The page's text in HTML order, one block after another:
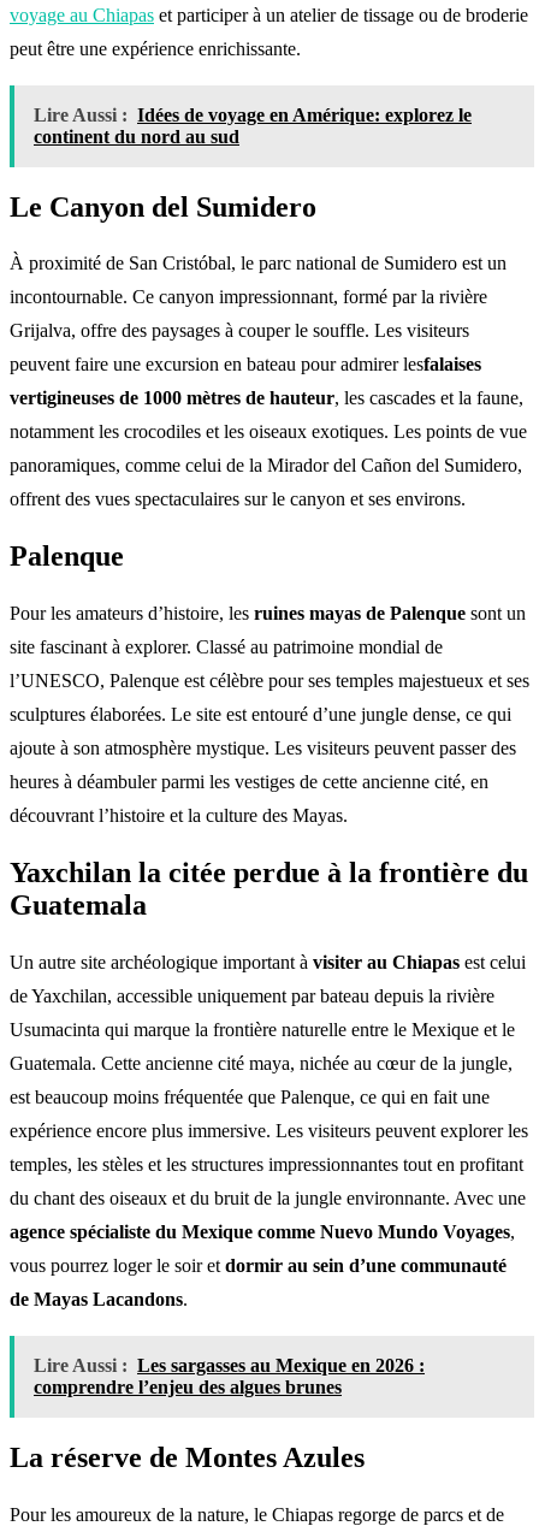
voyage au Chiapas et participer à un atelier de tissage ou de broderie
peut être une expérience enrichissante.
Lire Aussi : Idées de voyage en Amérique: explorez le
continent du nord au sud
Le Canyon del Sumidero
À proximité de San Cristóbal, le parc national de Sumidero est un
incontournable. Ce canyon impressionnant, formé par la rivière
Grijalva, offre des paysages à couper le souffle. Les visiteurs
peuvent faire une excursion en bateau pour admirer lesfalaises
vertigineuses de 1000 mètres de hauteur, les cascades et la faune,
notamment les crocodiles et les oiseaux exotiques. Les points de vue
panoramiques, comme celui de la Mirador del Cañon del Sumidero,
offrent des vues spectaculaires sur le canyon et ses environs.
Palenque
Pour les amateurs d’histoire, les ruines mayas de Palenque sont un
site fascinant à explorer. Classé au patrimoine mondial de
l’UNESCO, Palenque est célèbre pour ses temples majestueux et ses
sculptures élaborées. Le site est entouré d’une jungle dense, ce qui
ajoute à son atmosphère mystique. Les visiteurs peuvent passer des
heures à déambuler parmi les vestiges de cette ancienne cité, en
découvrant l’histoire et la culture des Mayas.
Yaxchilan la citée perdue à la frontière du
Guatemala
Un autre site archéologique important à visiter au Chiapas est celui
de Yaxchilan, accessible uniquement par bateau depuis la rivière
Usumacinta qui marque la frontière naturelle entre le Mexique et le
Guatemala. Cette ancienne cité maya, nichée au cœur de la jungle,
est beaucoup moins fréquentée que Palenque, ce qui en fait une
expérience encore plus immersive. Les visiteurs peuvent explorer les
temples, les stèles et les structures impressionnantes tout en profitant
du chant des oiseaux et du bruit de la jungle environnante. Avec une
agence spécialiste du Mexique comme Nuevo Mundo Voyages,
vous pourrez loger le soir et dormir au sein d’une communauté
de Mayas Lacandons.
Lire Aussi : Les sargasses au Mexique en 2026 :
comprendre l’enjeu des algues brunes
La réserve de Montes Azules
Pour les amoureux de la nature, le Chiapas regorge de parcs et de